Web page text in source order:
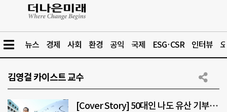
뉴스 경제 사회 환경 공익 국제 ESG·CSR 인터뷰
김영걸 카이스트 교수
[Cover Story] 50대인 나도 유산 기부…